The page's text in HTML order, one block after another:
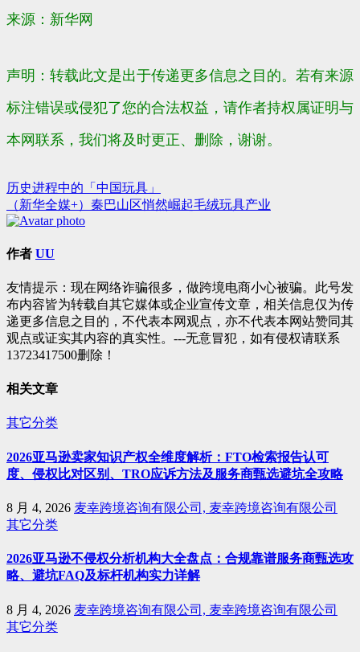
来源：新华网
声明：转载此文是出于传递更多信息之目的。若有来源
标注错误或侵犯了您的合法权益，请作者持权属证明与
本网联系，我们将及时更正、删除，谢谢。
文
章
导
历史进程中的「中国玩具」
（新华全媒+）秦巴山区悄然崛起毛绒玩具产业
作者 UU
友情提示：现在网络诈骗很多，做跨境电商小心被骗。此号发
布内容皆为转载自其它媒体或企业宣传文章，相关信息仅为传
递更多信息之目的，不代表本网观点，亦不代表本网站赞同其
观点或证实其内容的真实性。---无意冒犯，如有侵权请联系
13723417500删除！
相关文章
其它分类
2026亚马逊卖家知识产权全维度解析：FTO检索报告认可
度、侵权比对区别、TRO应诉方法及服务商甄选避坑全攻略
8 月 4, 2026 麦幸跨境咨询有限公司, 麦幸跨境咨询有限公司
其它分类
2026亚马逊不侵权分析机构大全盘点：合规靠谱服务商甄选攻
略、避坑FAQ及标杆机构实力详解
8 月 4, 2026 麦幸跨境咨询有限公司, 麦幸跨境咨询有限公司
其它分类